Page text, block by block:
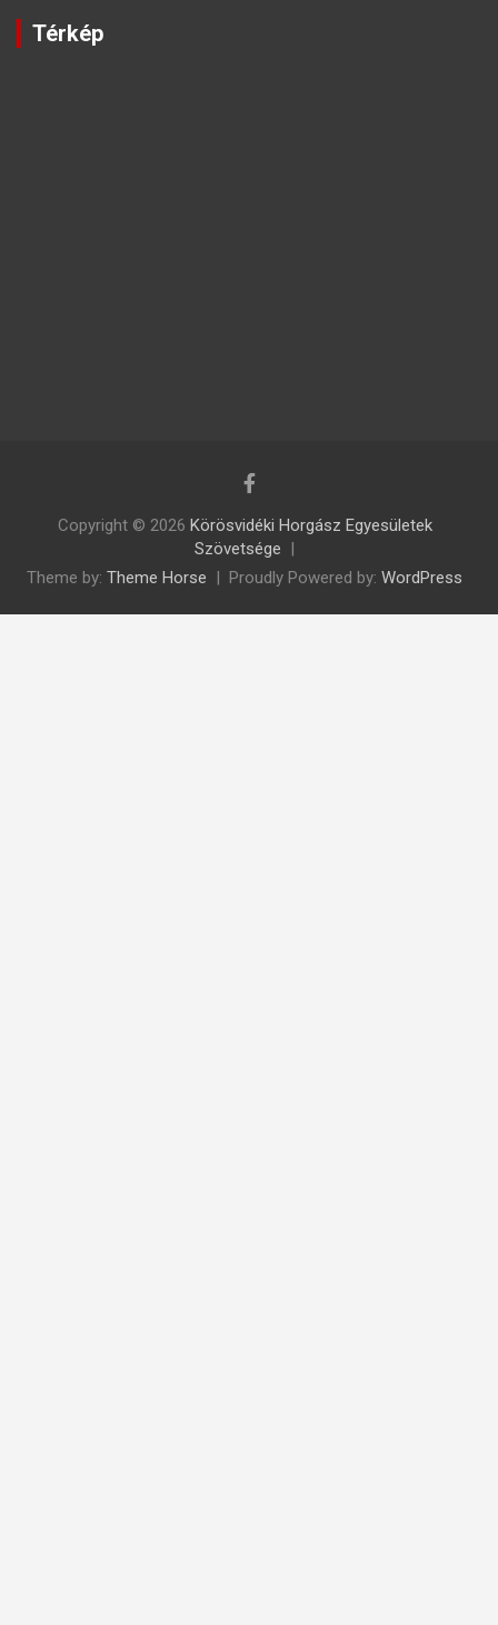
Térkép
Copyright © 2026 Körösvidéki Horgász Egyesületek
Szövetsége
Theme by: Theme Horse Proudly Powered by: WordPress